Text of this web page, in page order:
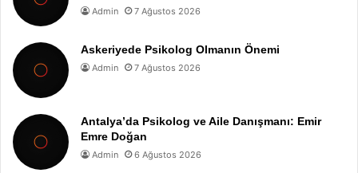
Admin 7 Ağustos 2026
Askeriyede Psikolog Olmanın Önemi
Admin 7 Ağustos 2026
Antalya’da Psikolog ve Aile Danışmanı: Emir
Emre Doğan
Admin 6 Ağustos 2026